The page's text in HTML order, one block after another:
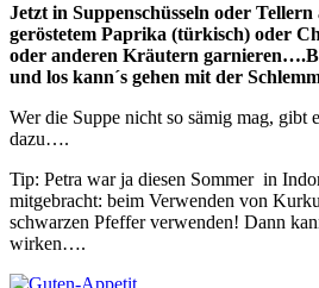
Jetzt in Suppenschüsseln oder
geröstetem Paprika (türkisch) oder
oder anderen Kräutern
und los kann´s gehen mit der
Wer die Suppe nicht so sämig mag, gibt
dazu….
Tip: Petra war ja diesen Sommer in
mitgebracht: beim Verwenden von
schwarzen Pfeffer verwenden! Dann
wirken….